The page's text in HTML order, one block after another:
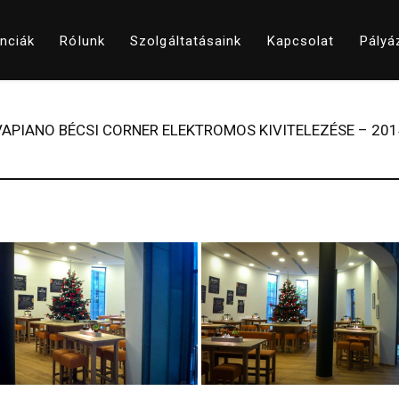
Rólunk Szolgáltatásaink Kapcsolat
BÉCSI CORNER ELEKTROMOS KIVITELEZÉSE –